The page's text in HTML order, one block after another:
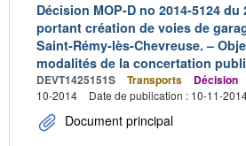
Décision MOP-D no 2014-5124
portant création de voies de
Saint-Rémy-lès-Chevreuse. –
modalités de la concertation
DEVT1425151S Transports Décision
10-2014
Date de publication : 10-11-
Document principal